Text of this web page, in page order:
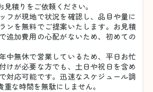
見積りをご依頼ください。
フが現地で状況を確認し、品目や量に
ンを無料でご提案いたします。お見積
追加費用の心配がないため、初めての
中無休で営業しているため、平日お忙
けが必要な方でも、土日や祝日を含め
対応可能です。迅速なスケジュール調
な時間を無駄にしません。